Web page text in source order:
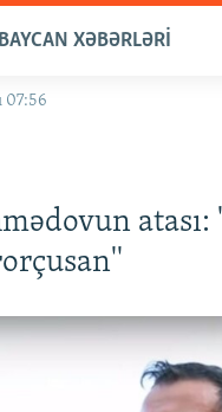
XƏBƏRLƏRI
07:56